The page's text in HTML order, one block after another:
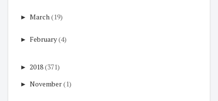
► March(19)
► February(4)
► 2018(371)
► November(1)